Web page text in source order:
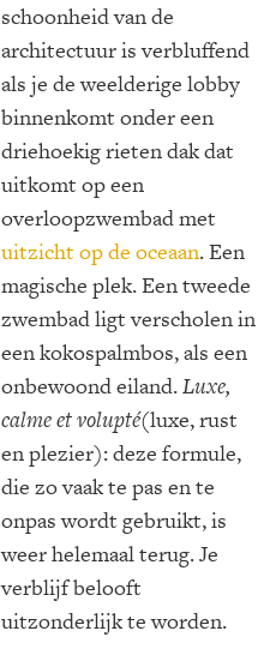
schoonheid van de
architectuur is verbluffend
als je de weelderige lobby
binnenkomt onder een
driehoekig rieten dak dat
uitkomt op een
overloopzwembad met
uitzicht op de oceaan. Een
magische plek. Een tweede
zwembad ligt verscholen in
een kokospalmbos, als een
onbewoond eiland.Luxe,
calme et volupté(luxe, rust
en plezier): deze formule,
die zo vaak te pas en te
onpas wordt gebruikt, is
weer helemaal terug. Je
verblijf belooft
uitzonderlijk te worden.